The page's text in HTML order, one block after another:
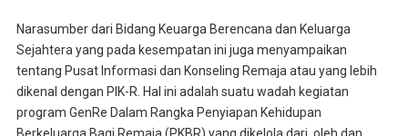
Narasumber dari Bidang Keuarga Berencana dan Keluarga
Sejahtera yang pada kesempatan ini juga menyampaikan
tentang Pusat Informasi dan Konseling Remaja atau yang lebih
dikenal dengan PIK-R. Hal ini adalah suatu wadah kegiatan
program GenRe Dalam Rangka Penyiapan Kehidupan